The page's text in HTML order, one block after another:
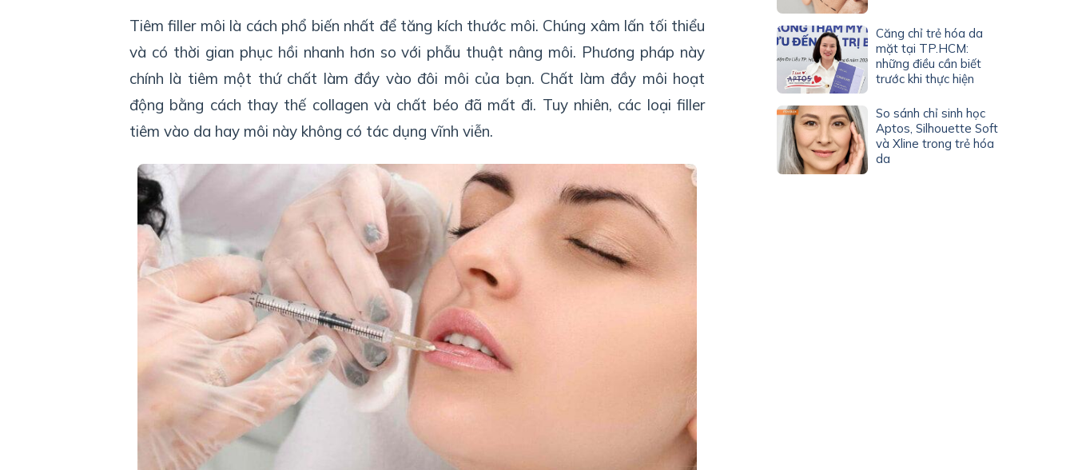
Tiêm filler môi là cách phổ biến nhất để tăng kích thước môi. Chúng xâm lấn tối thiểu
và có thời gian phục hồi nhanh hơn so với phẫu thuật nâng môi. Phương pháp này
chính là tiêm một thứ chất làm đầy vào đôi môi của bạn. Chất làm đầy môi hoạt
động bằng cách thay thế collagen và chất béo đã mất đi. Tuy nhiên, các loại filler
tiêm vào da hay môi này không có tác dụng vĩnh viễn.
Căng chỉ trẻ hóa da
mặt tại TP.HCM:
những điều cần biết
trước khi thực hiện
So sánh chỉ sinh học
Aptos, Silhouette Soft
và Xline trong trẻ hóa
da